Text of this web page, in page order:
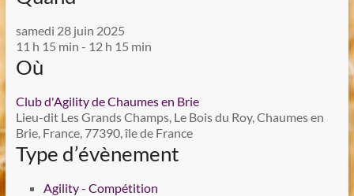
samedi 28 juin 2025
11 h 15 min - 12 h 15 min
Où
Club d'Agility de Chaumes en Brie
Lieu-dit Les Grands Champs, Le Bois du Roy, Chaumes en
Brie, France, 77390, île de France
Type d’évènement
Agility - Compétition